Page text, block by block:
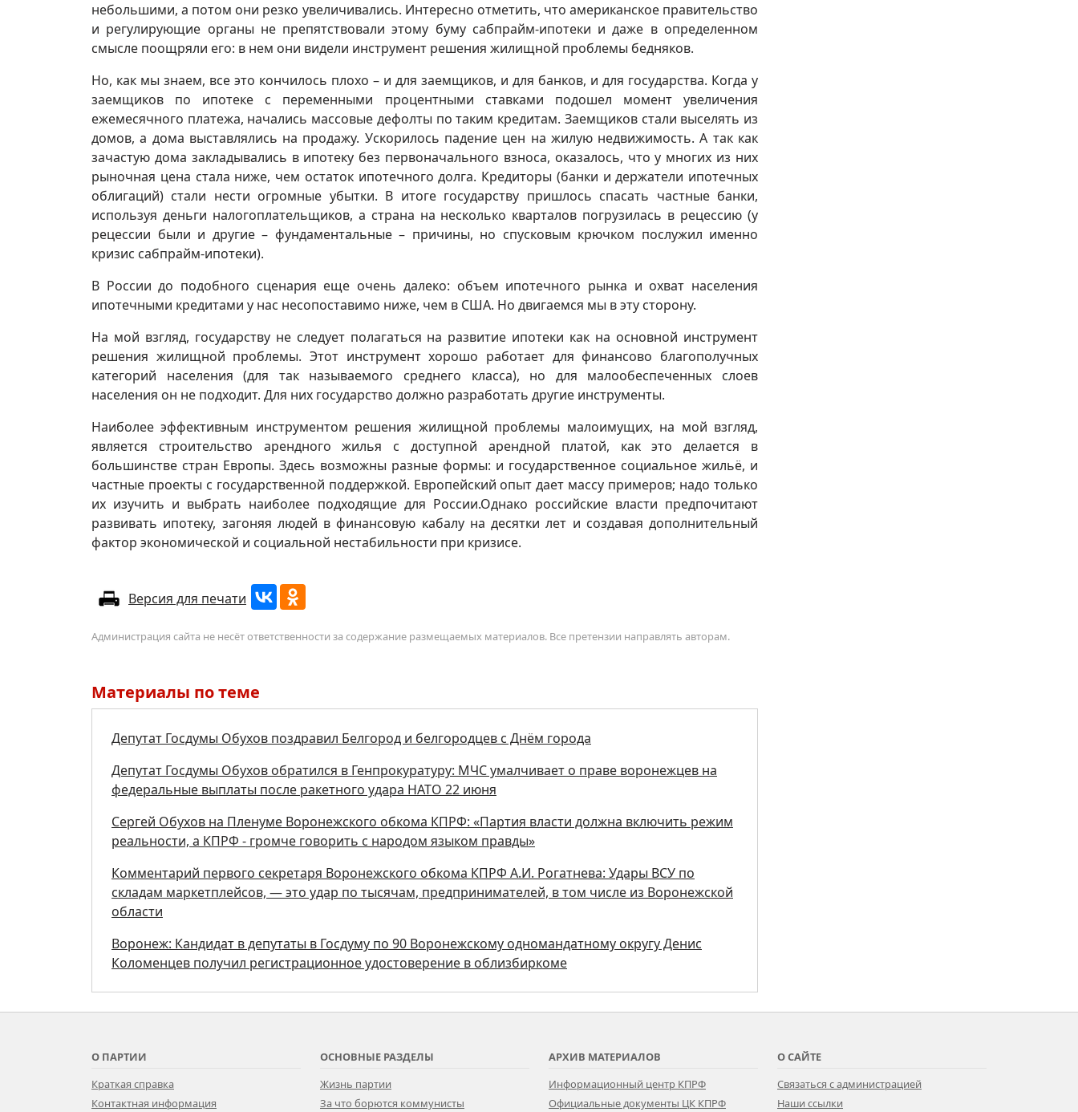
небольшими, а потом они резко увеличивались. Интересно отметить, что американское правительство
и регулирующие органы не препятствовали этому буму сабпрайм-ипотеки и даже в определенном
смысле поощряли его: в нем они видели инструмент решения жилищной проблемы бедняков.
Но, как мы знаем, все это кончилось плохо – и для заемщиков, и для банков, и для государства. Когда у
заемщиков по ипотеке с переменными процентными ставками подошел момент увеличения
ежемесячного платежа, начались массовые дефолты по таким кредитам. Заемщиков стали выселять из
домов, а дома выставлялись на продажу. Ускорилось падение цен на жилую недвижимость. А так как
зачастую дома закладывались в ипотеку без первоначального взноса, оказалось, что у многих из них
рыночная цена стала ниже, чем остаток ипотечного долга. Кредиторы (банки и держатели ипотечных
облигаций) стали нести огромные убытки. В итоге государству пришлось спасать частные банки,
используя деньги налогоплательщиков, а страна на несколько кварталов погрузилась в рецессию (у
рецессии были и другие – фундаментальные – причины, но спусковым крючком послужил именно
кризис сабпрайм-ипотеки).
В России до подобного сценария еще очень далеко: объем ипотечного рынка и охват населения
ипотечными кредитами у нас несопоставимо ниже, чем в США. Но двигаемся мы в эту сторону.
На мой взгляд, государству не следует полагаться на развитие ипотеки как на основной инструмент
решения жилищной проблемы. Этот инструмент хорошо работает для финансово благополучных
категорий населения (для так называемого среднего класса), но для малообеспеченных слоев
населения он не подходит. Для них государство должно разработать другие инструменты.
Наиболее эффективным инструментом решения жилищной проблемы малоимущих, на мой взгляд,
является строительство арендного жилья с доступной арендной платой, как это делается в
большинстве стран Европы. Здесь возможны разные формы: и государственное социальное жильё, и
частные проекты с государственной поддержкой. Европейский опыт дает массу примеров; надо только
их изучить и выбрать наиболее подходящие для России.Однако российские власти предпочитают
развивать ипотеку, загоняя людей в финансовую кабалу на десятки лет и создавая дополнительный
фактор экономической и социальной нестабильности при кризисе.
Версия для печати
Администрация сайта не несёт ответственности за содержание размещаемых материалов. Все претензии направлять авторам.
Материалы по теме
Депутат Госдумы Обухов поздравил Белгород и белгородцев с Днём города
Депутат Госдумы Обухов обратился в Генпрокуратуру: МЧС умалчивает о праве воронежцев на
федеральные выплаты после ракетного удара НАТО 22 июня
Сергей Обухов на Пленуме Воронежского обкома КПРФ: «Партия власти должна включить режим
реальности, а КПРФ - громче говорить с народом языком правды»
Комментарий первого секретаря Воронежского обкома КПРФ А.И. Рогатнева: Удары ВСУ по
складам маркетплейсов, — это удар по тысячам, предпринимателей, в том числе из Воронежской
области
Воронеж: Кандидат в депутаты в Госдуму по 90 Воронежскому одномандатному округу Денис
Коломенцев получил регистрационное удостоверение в облизбиркоме
О ПАРТИИ
Краткая справка
Контактная информация
ОСНОВНЫЕ РАЗДЕЛЫ
Жизнь партии
За что борются коммунисты
АРХИВ МАТЕРИАЛОВ
Информационный центр КПРФ
Официальные документы ЦК КПРФ
О САЙТЕ
Связаться с администрацией
Наши ссылки